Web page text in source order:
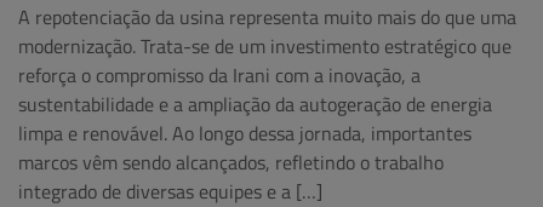
A repotenciação da usina representa muito mais do que uma
modernização. Trata-se de um investimento estratégico que
reforça o compromisso da Irani com a inovação, a
sustentabilidade e a ampliação da autogeração de energia
limpa e renovável. Ao longo dessa jornada, importantes
marcos vêm sendo alcançados, refletindo o trabalho
integrado de diversas equipes e a […]